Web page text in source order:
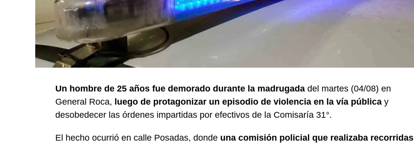
Un hombre de 25 años fue demorado durante la madrugada del martes (04/08) en
General Roca, luego de protagonizar un episodio de violencia en la vía pública y
desobedecer las órdenes impartidas por efectivos de la Comisaría 31°.
El hecho ocurrió en calle Posadas, donde una comisión policial que realizaba recorridas